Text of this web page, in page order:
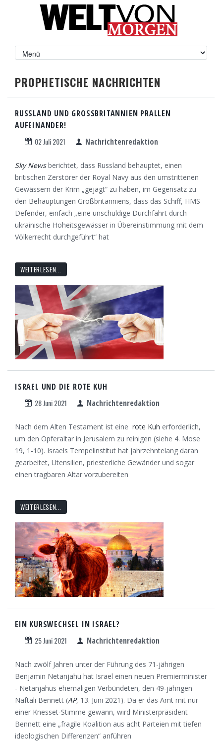
PROPHETISCHE NACHRICHTEN
RUSSLAND UND GROSSBRITANNIEN PRALLEN A
UFEINANDER!
02 Juli 2021 Nachrichtenredaktion
Sky Newsberichtet, dass Russland behauptet, einen
britischen Zerstörer der Royal Navy aus den umstrittenen
Gewässern der Krim „gejagt“ zu haben, im Gegensatz zu
den Behauptungen Großbritanniens, dass das Schiff, HMS
Defender, einfach „eine unschuldige Durchfahrt durch
ukrainische Hoheitsgewässer in Übereinstimmung mit dem
Völkerrecht durchgeführt“ hat
WEITERLESEN...
ISRAEL UND DIE ROTE KUH
28 Juni 2021 Nachrichtenredaktion
Nach dem Alten Testament ist eine rote Kuh erforderlich,
um den Opferaltar in Jerusalem zu reinigen (siehe 4. Mose
19, 1-10). Israels Tempelinstitut hat jahrzehntelang daran
gearbeitet, Utensilien, priesterliche Gewänder und sogar
einen tragbaren Altar vorzubereiten
WEITERLESEN...
EIN KURSWECHSEL IN ISRAEL?
25 Juni 2021 Nachrichtenredaktion
Nach zwölf Jahren unter der Führung des 71-jährigen
Benjamin Netanjahu hat Israel einen neuen Premierminister
- Netanjahus ehemaligen Verbündeten, den 49-jährigen
Naftali Bennett (AP, 13. Juni 2021). Da er das Amt mit nur
einer Knesset-Stimme gewann, wird Ministerpräsident
Bennett eine „fragile Koalition aus acht Parteien mit tiefen
ideologischen Differenzen“ anführen